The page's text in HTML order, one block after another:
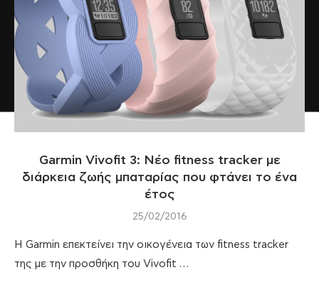
Garmin Vivofit 3: Νέο fitness tracker με
διάρκεια ζωής μπαταρίας που φτάνει το ένα
έτος
25/02/2016
Η Garmin επεκτείνει την οικογένεια των fitness tracker
της με την προσθήκη του Vivofit …